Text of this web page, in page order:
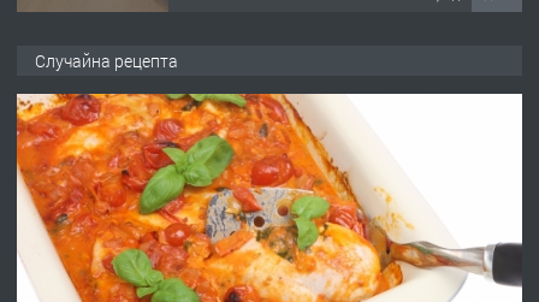
АПАРТАМЕНТ В ЦЕНТЪРА НА ГР.
ХАСКОВО
ПРЕДЛАГА Давам гараж под наем
Случайна рецепта